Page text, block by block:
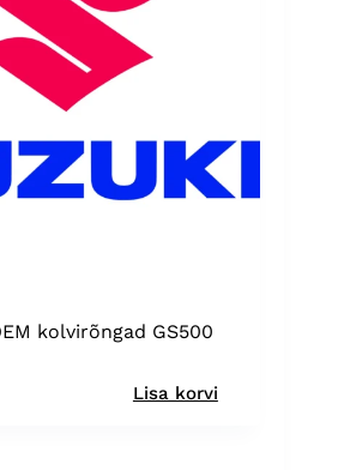
kolvirõngad GS500
Lisa korvi